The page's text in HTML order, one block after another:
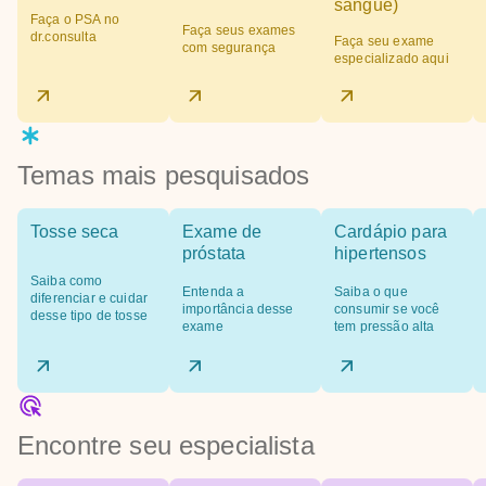
Faça o PSA no
dr.consulta
Faça seus exames
com segurança
sangue)
Faça seu exame
especializado aqui
Temas mais pesquisados
Tosse seca
Saiba como
diferenciar e cuidar
desse tipo de tosse
Exame de
próstata
Entenda a
importância desse
exame
Cardápio para
hipertensos
Saiba o que
consumir se você
tem pressão alta
Encontre seu especialista